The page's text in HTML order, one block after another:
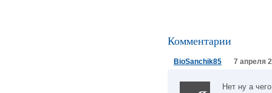
Комментарии
BioSanchik85 7 апреля
Нет ну а